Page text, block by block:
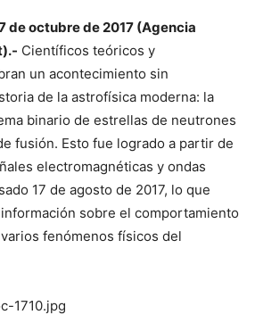
de octubre de 2017 (Agencia
Científicos teóricos y
un acontecimiento sin
de la astrofísica moderna: la
binario de estrellas de neutrones
fusión. Esto fue logrado a partir de
electromagnéticas y ondas
17 de agosto de 2017, lo que
sobre el comportamiento
fenómenos físicos del